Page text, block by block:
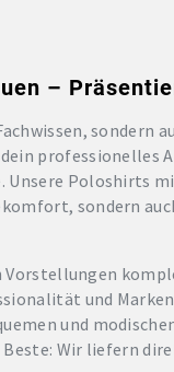
–
sondern
professionelles
Unsere Poloshirts
sondern
und
und
Wir liefern